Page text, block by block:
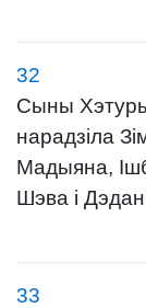
32
Сыны
нарадзіла
Мадыяна,
Шэва і
33